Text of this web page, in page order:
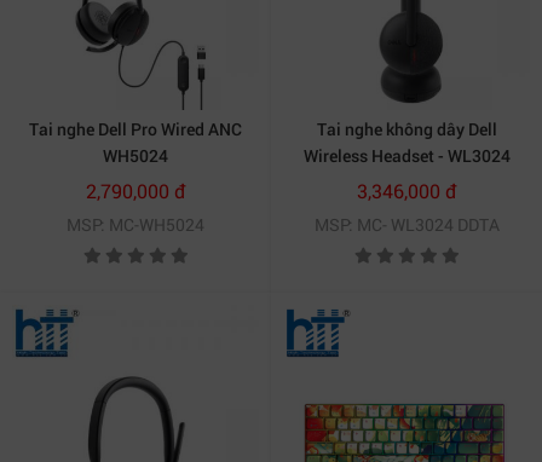
Tai nghe Dell Pro Wired ANC
WH5024
2,790,000 đ
MSP: MC-WH5024
Tai nghe không dây Dell
Wireless Headset - WL3024
3,346,000 đ
MSP: MC- WL3024 DDTA